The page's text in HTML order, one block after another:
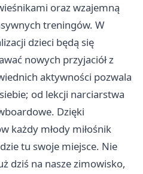
oraz wzajemną
treningów. W
dzieci będą się
nowych przyjaciół z
aktywności pozwala
od lekcji narciarstwa
Dzięki
każdy młody miłośnik
tu swoje miejsce. Nie
dziś na naszezimowisko,